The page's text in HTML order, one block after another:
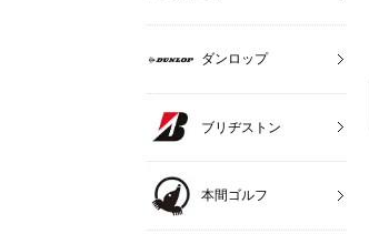
ダンロップ
ブリヂストン
本間ゴルフ